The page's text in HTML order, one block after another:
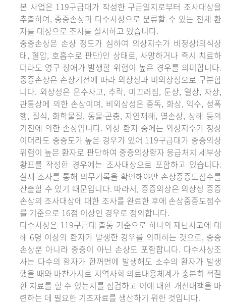
본 사업은 119구급대가 작성한 구급일지로부터 조사대상을
추출하여, 중증손상과 다수사상으로 분류할 수 있는 전체 환
자를 대상으로 조사를 실시하고 있습니다.
중증손상은 손상 정도가 심하여 외상지수가 비정상(의식상
태, 혈압, 호흡수로 판단)인 상태로, 사망하거나 즉시 치료하
더라도 영구 장애가 발생할 위험이 높은 경우를 의미합니다.
중증손상은 손상기전에 따라 외상성과 비외상성으로 구분합
니다. 외상성은 운수사고, 추락, 미끄러짐, 둔상, 열상, 자상,
관통상에 의한 손상이며, 비외상성은 중독, 화상, 익수, 성폭
행, 질식, 화학물질, 동물·곤충, 자연재해, 열손상, 상해 등의
기전에 의한 손상입니다. 외상 환자 중에는 외상지수가 정상
이더라도 중증도가 높은 경우가 있어 119구급대가 중증외상
위험이 높은 환자로 판단하여 중증외상환자 응급처치 세부상
황표를 작성한 경우에는 조사대상으로 포함하고 있습니다.
실제 조사를 통해 의무기록을 확인해야만 손상중증도점수를
산출할 수 있기 때문입니다. 따라서, 중증외상은 외상성 중증
손상의 조사대상에 대한 조사를 완료한 후에 손상중증도점수
를 기준으로 16점 이상인 경우로 정의합니다.
다수사상은 119구급대 출동 기준으로 하나의 재난사고에 대
해 6명 이상의 환자가 발생한 경우를 의미하는 것으로, 중증
손상뿐 아니라 중증이 아닌 손상도 포함합니다. 다수사상조
사는 다수의 환자가 한꺼번에 발생해도 소수의 환자가 발생
했을 때와 마찬가지로 지역사회 의료대응체계가 충분히 적절
한 치료를 할 수 있는지를 점검하고 이에 대한 개선대책을 마
련하는 데 필요한 기초자료를 생산하기 위한 것입니다.